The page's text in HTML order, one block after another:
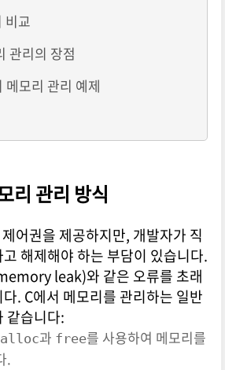
비교
관리의 장점
모리 관리 예제
리 관리 방식
어권을 제공하지만, 개발자가 직
해제해야 하는 부담이 있습니다.
leak)와 같은 오류를 초래
. C에서 메모리를 관리하는 일반
같습니다:
과 free를 사용하여 메모리를
.